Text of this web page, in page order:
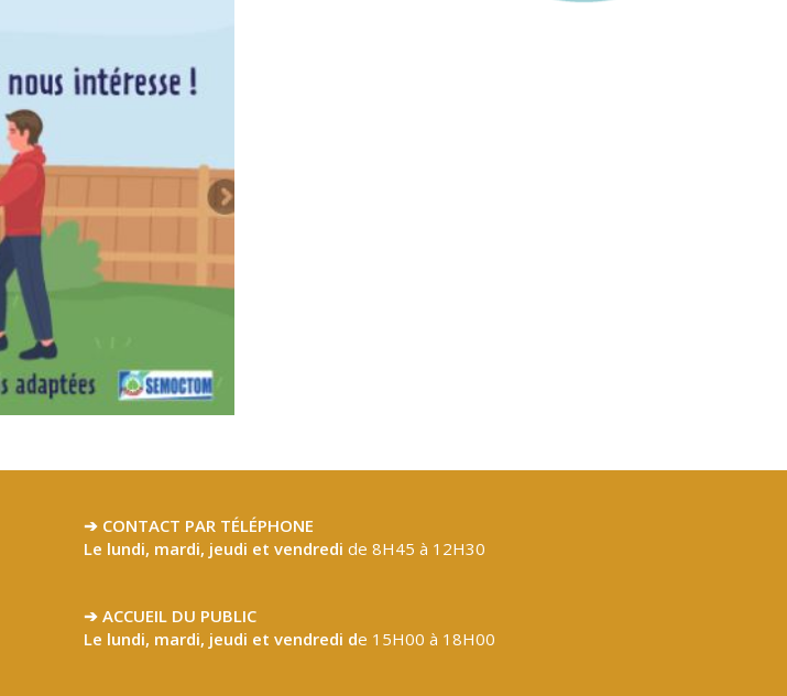
➔ CONTACT PAR TÉLÉPHONE
Le lundi, mardi, jeudi et vendredi de 8H45 à 12H30
➔ ACCUEIL DU PUBLIC
Le lundi, mardi, jeudi et vendredi de 15H00 à 18H00